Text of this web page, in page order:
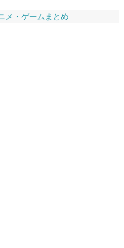
メ・ゲームまとめ